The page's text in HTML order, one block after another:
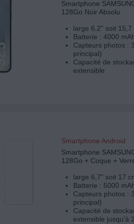
Smartphone
128Go Noir Absolu
large 6,2" soit 15,7
Batterie : 4000
Capteurs photos :
principal)
Capacité de
extensible
Smartphone Android
Smartphone
128Go + Coque +
large 6,7" soit 17
Batterie : 5000
Capteurs photos :
principal)
Capacité de
extensible jusqu'à